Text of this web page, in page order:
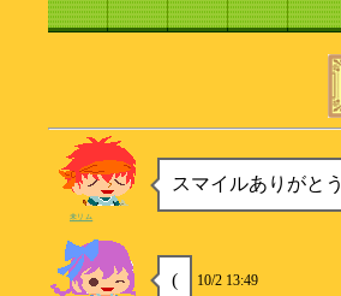
スマイルありがとう
未リム
( 10/2 13:49